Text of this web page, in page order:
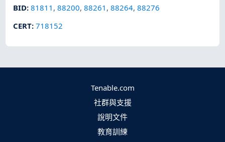
BID:81811 ,88200,88261 ,88264,88276
CERT:718152
Tenable.com
社群與支援
說明文件
教育訓練